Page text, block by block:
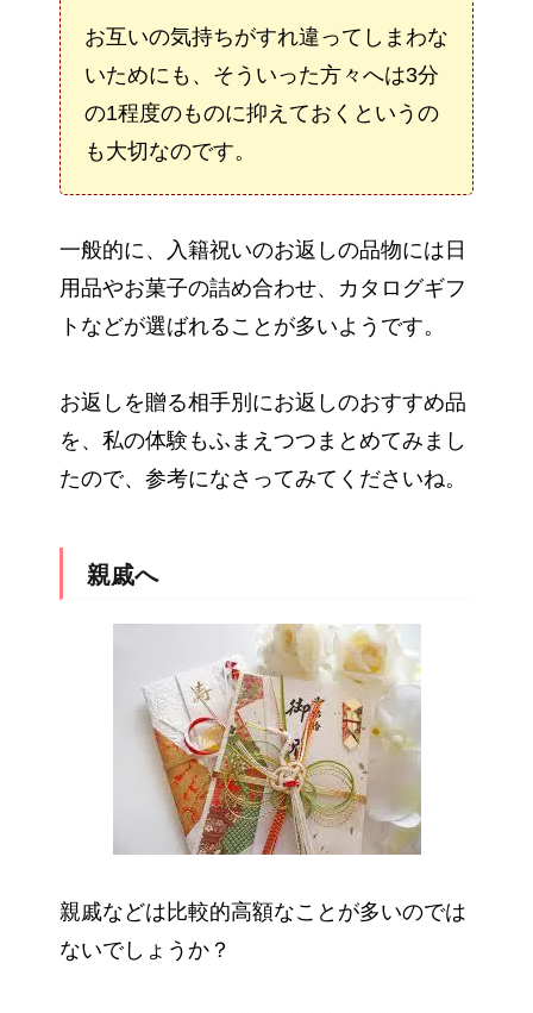
お互いの気持ちがすれ違ってしまわな
いためにも、そういった方々へは3分
の1程度のものに抑えておくというの
も大切なのです。
一般的に、入籍祝いのお返しの品物には日
用品やお菓子の詰め合わせ、カタログギフ
トなどが選ばれることが多いようです。
お返しを贈る相手別にお返しのおすすめ品
を、私の体験もふまえつつまとめてみまし
たので、参考になさってみてくださいね。
親戚へ
親戚などは比較的高額なことが多いのでは
ないでしょうか？